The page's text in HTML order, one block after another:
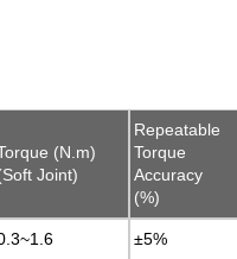
(N.m)
Joint)
Repeatable
Torque
Accuracy
(%)
±5%
(N.m)
Joint)
Repeatable
Torque
Accuracy
(%)
±5%